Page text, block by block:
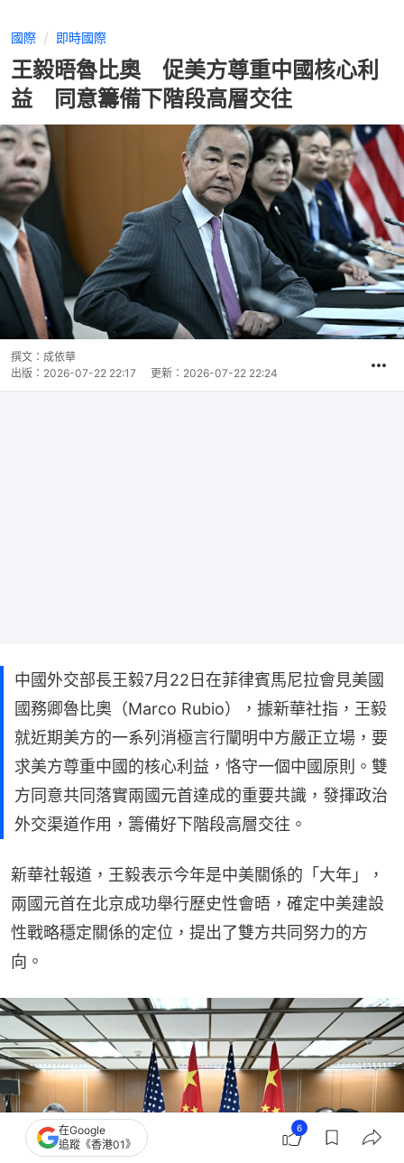
國際 即時國際
王毅晤魯比奧 促美方尊重中國核心利
益 同意籌備下階段高層交往
撰文： 成依華
出版： 2026-07-22 22:17 更新： 2026-07-22 22:24
中國外交部長王毅7月22日在菲律賓馬尼拉會見美國
國務卿魯比奧（Marco Rubio），據新華社指，王毅
就近期美方的一系列消極言行闡明中方嚴正立場，要
求美方尊重中國的核心利益，恪守一個中國原則。雙
方同意共同落實兩國元首達成的重要共識，發揮政治
外交渠道作用，籌備好下階段高層交往。
新華社報道，王毅表示今年是中美關係的「大年」，
兩國元首在北京成功舉行歷史性會晤，確定中美建設
性戰略穩定關係的定位，提出了雙方共同努力的方
向。
在Google
追蹤《香港01》
6